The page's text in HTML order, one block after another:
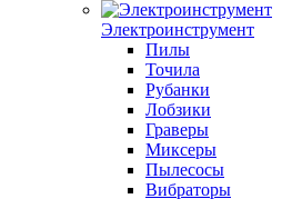
Электроинструмент
Пилы
Точила
Рубанки
Лобзики
Граверы
Миксеры
Пылесосы
Вибраторы